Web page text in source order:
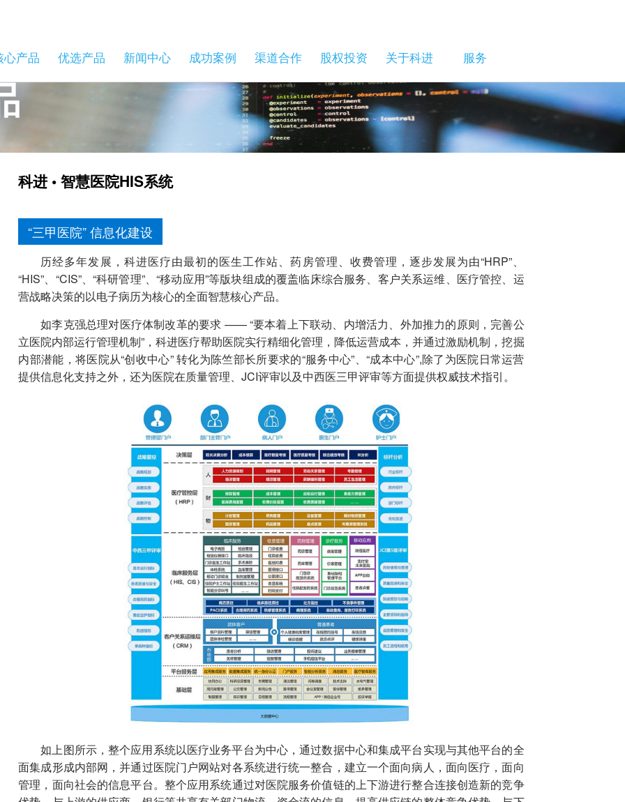
心产品 优选产品 新闻中心 成功案例 渠道合作 股权投资 关于科进 服务
科进 • 智慧医院HIS系统
“三甲医院” 信息化建设
历经多年发展，科进医疗由最初的医生工作站、药房管理、收费管理，逐步发展为由“HRP”、
“HIS”、“CIS”、“科研管理”、“移动应用”等版块组成的覆盖临床综合服务、客户关系运维、医疗管控、运
营战略决策的以电子病历为核心的全面智慧核心产品。
如李克强总理对医疗体制改革的要求 —— “要本着上下联动、内增活力、外加推力的原则，完善公
立医院内部运行管理机制”，科进医疗帮助医院实行精细化管理，降低运营成本，并通过激励机制，挖掘
内部潜能，将医院从“创收中心” 转化为陈竺部长所要求的“服务中心”、“成本中心”,除了为医院日常运营
提供信息化支持之外，还为医院在质量管理、JCI评审以及中西医三甲评审等方面提供权威技术指引。
如上图所示，整个应用系统以医疗业务平台为中心，通过数据中心和集成平台实现与其他平台的全
面集成形成内部网，并通过医院门户网站对各系统进行统一整合，建立一个面向病人，面向医疗，面向
管理，面向社会的信息平台。整个应用系统通过对医院服务价值链的上下游进行整合连接创造新的竞争